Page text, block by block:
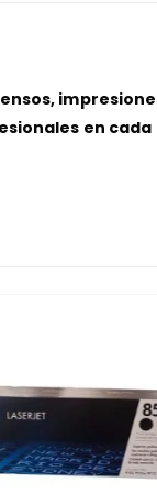
en cada